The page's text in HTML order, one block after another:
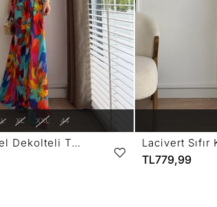
L XL XXL 44
Fuşya Desenli Bel Dekolteli Tek Omuz Elbise 5956
TL779,99